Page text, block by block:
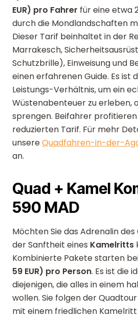
EUR) pro Fahrer für eine etwa
durch die Mondlandschaften
Dieser Tarif beinhaltet in der
Marrakesch,
Schutzbrille), Einweisung und
einen erfahrenen Guide. Es ist
Leistungs-Verhältnis, um ein
Wüstenabenteuer zu erleben,
sprengen. Beifahrer
reduzierten Tarif. Für mehr
unsereQuadfahren-in-der-
an.
Quad + Kamel
590 MAD
Möchten Sie das Adrenalin
der Sanftheit eines Kamelritts
Kombinierte Pakete starten
59 EUR) pro Person. Es ist die
diejenigen, die alles in einem
wollen. Sie folgen der
mit einem friedlichen